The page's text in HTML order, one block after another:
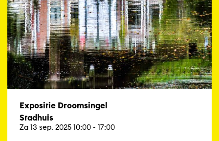
Expositie Droomsingel
Stadhuis
Za 13 sep. 2025 10:00 - 17:00